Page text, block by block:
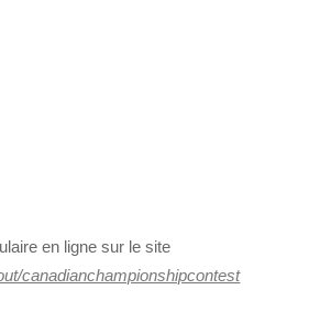
en ligne sur le site
canadianchampionshipcontest